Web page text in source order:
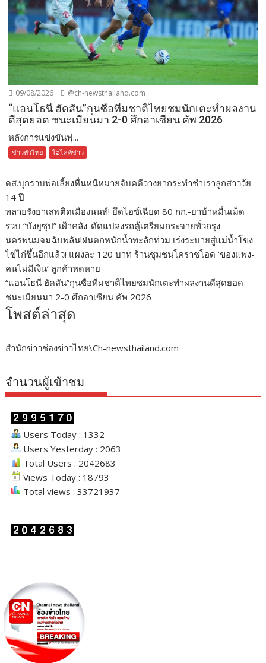
09/08/2026 @ch-newsthailand.com
“แอนโธนี ฮัดสัน”กุนซือทีมชาติไทยชมนักเตะทำผลงาน
ดีสุดยอด ชนะเมียนมา 2-0 ศึกอาเซียน คัพ 2026
หลังการแข่งขันฟุ...
ข่าวทั่วไทย ไฮไลท์ข่าว
ดส.บุกรวบพ่อเลี้ยงหื่นหนีหมายจับคดีวางยากระทำชำเราลูกสาววัย
14 ปี
ทลายรังยาเสพติดเมืองนนท์! ยึดไอซ์เฉียด 80 กก.-ยาบ้าหมื่นเม็ด
รวบ “บังยูซุป” เฝ้าคลัง-ดัดแปลงรถตู้เตรียมกระจายทั่วกรุง
นครพนมจมฉับพลัน!ฝนตกหนักน้ำทะลักท่วม เร่งระบายสู่แม่น้ำโขง
ไข่ไก่ขึ้นอีกแล้ว! แผงละ 120 บาท ร้านชุมชนโคราชโอด ‘ของแพง-
คนไม่มีเงิน’ ลูกค้าหดหาย
“แอนโธนี ฮัดสัน”กุนซือทีมชาติไทยชมนักเตะทำผลงานดีสุดยอด
ชนะเมียนมา 2-0 ศึกอาเซียน คัพ 2026
โพสต์ล่าสุด
สำนักข่าวช่องข่าวไทย\Ch-newsthailand.com
จำนวนผู้เข้าชม
Users Today : 1332
Users Yesterday : 2063
Total Users : 2042683
Views Today : 18793
Total views : 33721937